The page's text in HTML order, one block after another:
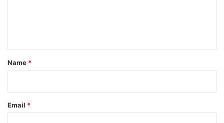
*
Name *
Email *